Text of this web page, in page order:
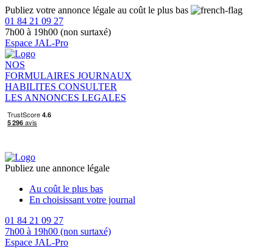
Publiez votre annonce légale au coût le plus bas
01 84 21 09 27
7h00 à 19h00 (non surtaxé)
Espace JAL-Pro
NOS
FORMULAIRES JOURNAUX
HABILITES CONSULTER
LES ANNONCES LEGALES
Publiez une annonce légale
Au coût le plus bas
En choisissant votre journal
01 84 21 09 27
7h00 à 19h00 (non surtaxé)
Espace JAL-Pro